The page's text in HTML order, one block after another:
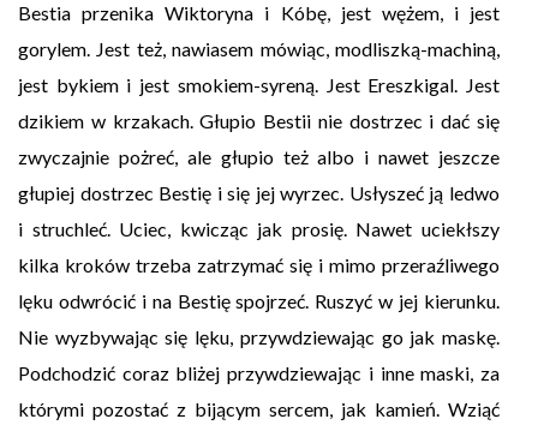
Bestia przenika Wiktoryna i Kóbę, jest wężem, i jest
gorylem. Jest też, nawiasem mówiąc, modliszką-machiną,
jest bykiem i jest smokiem-syreną. Jest Ereszkigal. Jest
dzikiem w krzakach. Głupio Bestii nie dostrzec i dać się
zwyczajnie pożreć, ale głupio też albo i nawet jeszcze
głupiej dostrzec Bestię i się jej wyrzec. Usłyszeć ją ledwo
i struchleć. Uciec, kwicząc jak prosię. Nawet uciekłszy
kilka kroków trzeba zatrzymać się i mimo przeraźliwego
lęku odwrócić i na Bestię spojrzeć. Ruszyć w jej kierunku.
Nie wyzbywając się lęku, przywdziewając go jak maskę.
Podchodzić coraz bliżej przywdziewając i inne maski, za
którymi pozostać z bijącym sercem, jak kamień. Wziąć